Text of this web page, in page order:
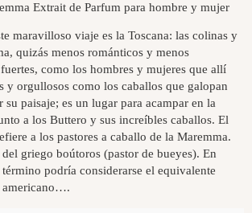
Extrait de Parfum para hombre y mujer
maravilloso viaje es la Toscana: las colinas y
quizás menos románticos y menos
como los hombres y mujeres que allí
y orgullosos como los caballos que galopan
su paisaje; es un lugar para acampar en la
a los Buttero y sus increíbles caballos. El
a los pastores a caballo de la Maremma.
griego boútoros (pastor de bueyes). En
podría considerarse el equivalente
americano….